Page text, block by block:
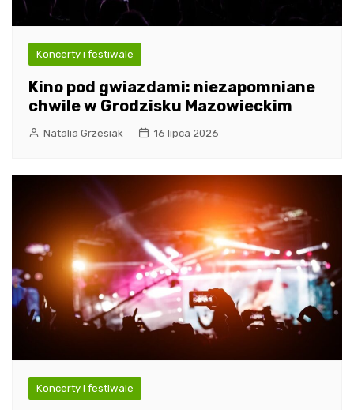
Koncerty i festiwale
Kino pod gwiazdami: niezapomniane
chwile w Grodzisku Mazowieckim
Natalia Grzesiak 16 lipca 2026
Koncerty i festiwale